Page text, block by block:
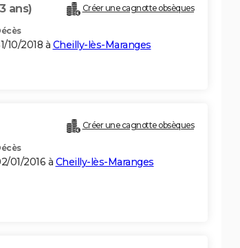
ans) Créer une cagnotte obsèques
10/2018 à Cheilly-lès-Maranges
Créer une cagnotte obsèques
01/2016 à Cheilly-lès-Maranges